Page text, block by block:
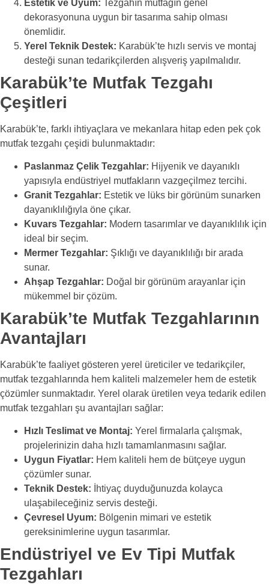
Estetik ve Uyum: Tezgahın mutfağın genel
dekorasyonuna uygun bir tasarıma sahip olması
önemlidir.
Yerel Teknik Destek: Karabük’te hızlı servis ve montaj
desteği sunan tedarikçilerden alışveriş yapılmalıdır.
Karabük’te Mutfak Tezgahı
Çeşitleri
Karabük’te, farklı ihtiyaçlara ve mekanlara hitap eden pek çok
mutfak tezgahı çeşidi bulunmaktadır:
Paslanmaz Çelik Tezgahlar: Hijyenik ve dayanıklı
yapısıyla endüstriyel mutfakların vazgeçilmez tercihi.
Granit Tezgahlar: Estetik ve lüks bir görünüm sunarken
dayanıklılığıyla öne çıkar.
Kuvars Tezgahlar: Modern tasarımlar ve dayanıklılık için
ideal bir seçim.
Mermer Tezgahlar: Şıklığı ve dayanıklılığı bir arada
sunar.
Ahşap Tezgahlar: Doğal bir görünüm arayanlar için
mükemmel bir çözüm.
Karabük’te Mutfak Tezgahlarının
Avantajları
Karabük’te faaliyet gösteren yerel üreticiler ve tedarikçiler,
mutfak tezgahlarında hem kaliteli malzemeler hem de estetik
çözümler sunmaktadır. Yerel olarak üretilen veya tedarik edilen
mutfak tezgahları şu avantajları sağlar:
Hızlı Teslimat ve Montaj: Yerel firmalarla çalışmak,
projelerinizin daha hızlı tamamlanmasını sağlar.
Uygun Fiyatlar: Hem kaliteli hem de bütçeye uygun
çözümler sunar.
Teknik Destek: İhtiyaç duyduğunuzda kolayca
ulaşabileceğiniz servis desteği.
Çevresel Uyum: Bölgenin mimari ve estetik
gereksinimlerine uygun tasarımlar.
Endüstriyel ve Ev Tipi Mutfak
Tezgahları